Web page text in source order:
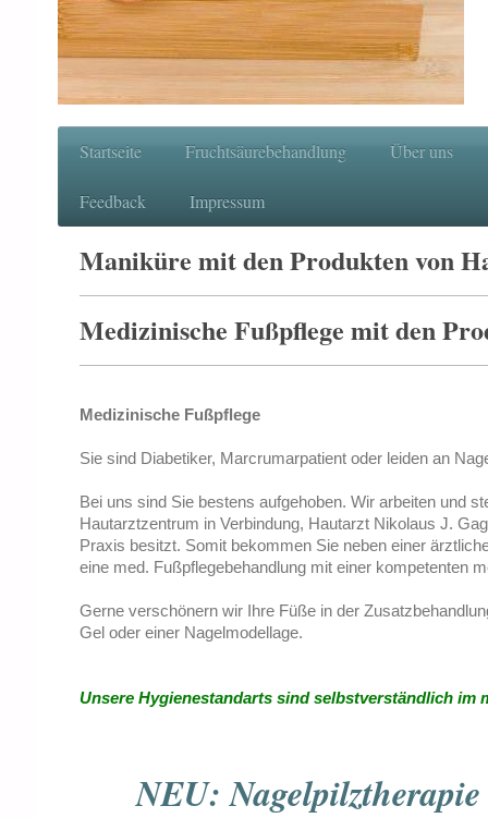
Startseite Fruchtsäurebehandlung Über uns
Feedback Impressum
Maniküre mit den Produkten von
Medizinische Fußpflege mit den
Medizinische Fußpflege
Sie sind Diabetiker, Marcrumarpatient oder leiden an
Bei uns sind Sie bestens aufgehoben. Wir arbeiten und
Hautarztzentrum in Verbindung, Hautarzt Nikolaus J.
Praxis besitzt. Somit bekommen Sie neben einer
eine med. Fußpflegebehandlung mit einer kompetenten
Gerne verschönern wir Ihre Füße in der
Gel oder einer Nagelmodellage.
Unsere Hygienestandarts sind selbstverständlich im
NEU: